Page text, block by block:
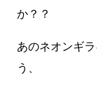
か？？
あのネオンギ
う、